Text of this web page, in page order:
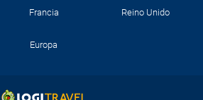
Francia Reino Unido
Europa